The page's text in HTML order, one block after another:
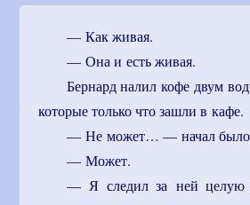
— Как живая.
— Она и есть живая.
Бернард налил кофе двум
которые только что зашли в кафе.
— Не может… — начал было
— Может.
— Я следил за ней целую